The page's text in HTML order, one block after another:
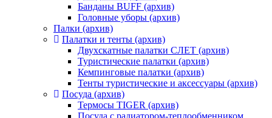
Банданы BUFF (архив)
Головные уборы (архив)
Палки (архив)
Палатки и тенты (архив)
Двухскатные палатки СЛЕТ (архив)
Туристические палатки (архив)
Кемпинговые палатки (архив)
Тенты туристические и аксессуары (архив)
Посуда (архив)
Термосы TIGER (архив)
Посуда с радиатором-теплообменником